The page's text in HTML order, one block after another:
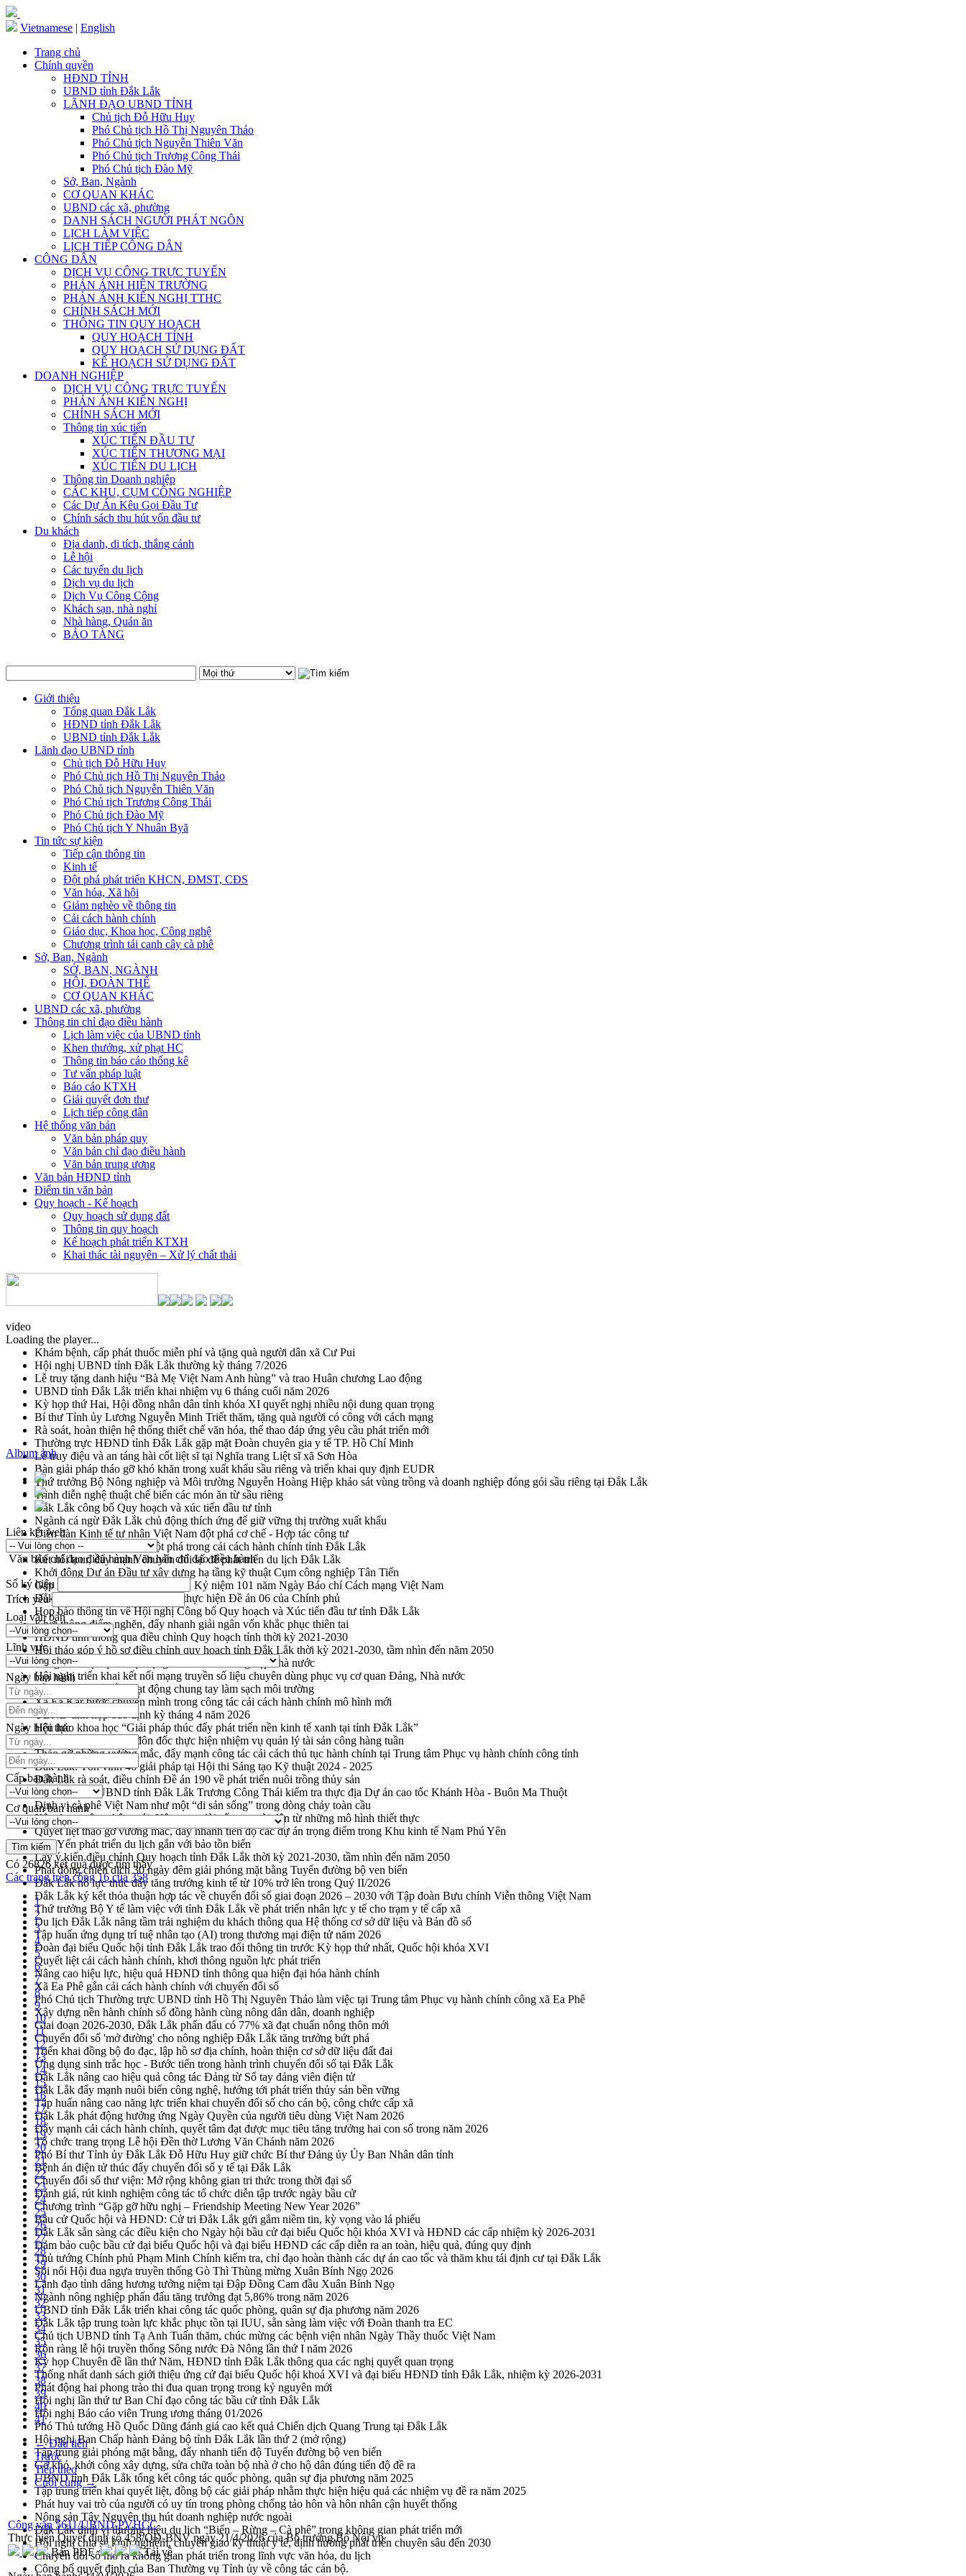
Vietnamese | English
Trang chủ
Chính quyền
HĐND TỈNH
UBND tỉnh Đắk Lắk
LÃNH ĐẠO UBND TỈNH
Chủ tịch Đỗ Hữu Huy
Phó Chủ tịch Hồ Thị Nguyên Thảo
Phó Chủ tịch Nguyễn Thiên Văn
Phó Chủ tịch Trương Công Thái
Phó Chủ tịch Đào Mỹ
Sở, Ban, Ngành
CƠ QUAN KHÁC
UBND các xã, phường
DANH SÁCH NGƯỜI PHÁT NGÔN
LỊCH LÀM VIỆC
LỊCH TIẾP CÔNG DÂN
CÔNG DÂN
DỊCH VỤ CÔNG TRỰC TUYẾN
PHẢN ÁNH HIỆN TRƯỜNG
PHẢN ÁNH KIẾN NGHỊ TTHC
CHÍNH SÁCH MỚI
THÔNG TIN QUY HOẠCH
QUY HOẠCH TỈNH
QUY HOẠCH SỬ DỤNG ĐẤT
KẾ HOẠCH SỬ DỤNG ĐẤT
DOANH NGHIỆP
DỊCH VỤ CÔNG TRỰC TUYẾN
PHẢN ÁNH KIẾN NGHỊ
CHÍNH SÁCH MỚI
Thông tin xúc tiến
XÚC TIẾN ĐẦU TƯ
XÚC TIẾN THƯƠNG MẠI
XÚC TIẾN DU LỊCH
Thông tin Doanh nghiệp
CÁC KHU, CỤM CÔNG NGHIỆP
Các Dự Án Kêu Gọi Đầu Tư
Chính sách thu hút vốn đầu tư
Du khách
Địa danh, di tích, thắng cảnh
Lễ hội
Các tuyến du lịch
Dịch vụ du lịch
Dịch Vụ Công Cộng
Khách sạn, nhà nghỉ
Nhà hàng, Quán ăn
BẢO TÀNG
Giới thiệu
Tổng quan Đắk Lắk
HĐND tỉnh Đắk Lắk
UBND tỉnh Đắk Lắk
Lãnh đạo UBND tỉnh
Chủ tịch Đỗ Hữu Huy
Phó Chủ tịch Hồ Thị Nguyên Thảo
Phó Chủ tịch Nguyễn Thiên Văn
Phó Chủ tịch Trương Công Thái
Phó Chủ tịch Đào Mỹ
Phó Chủ tịch Y Nhuân Byă
Tin tức sự kiện
Tiếp cận thông tin
Kinh tế
Đột phá phát triển KHCN, ĐMST, CĐS
Văn hóa, Xã hội
Giảm nghèo về thông tin
Cải cách hành chính
Giáo dục, Khoa học, Công nghệ
Chương trình tái canh cây cà phê
Sở, Ban, Ngành
SỞ, BAN, NGÀNH
HỘI, ĐOÀN THỂ
CƠ QUAN KHÁC
UBND các xã, phường
Thông tin chỉ đạo điều hành
Lịch làm việc của UBND tỉnh
Khen thưởng, xử phạt HC
Thông tin báo cáo thống kê
Tư vấn pháp luật
Báo cáo KTXH
Giải quyết đơn thư
Lịch tiếp công dân
Hệ thống văn bản
Văn bản pháp quy
Văn bản chỉ đạo điều hành
Văn bản trung ương
Văn bản HĐND tỉnh
Điểm tin văn bản
Quy hoạch - Kế hoạch
Quy hoạch sử dụng đất
Thông tin quy hoạch
Kế hoạch phát triển KTXH
Khai thác tài nguyên – Xử lý chất thải
video
Loading the player...
Khám bệnh, cấp phát thuốc miễn phí và tặng quà người dân xã Cư Pui
Hội nghị UBND tỉnh Đắk Lắk thường kỳ tháng 7/2026
Lễ truy tặng danh hiệu “Bà Mẹ Việt Nam Anh hùng” và trao Huân chương Lao động
UBND tỉnh Đắk Lắk triển khai nhiệm vụ 6 tháng cuối năm 2026
Kỳ họp thứ Hai, Hội đồng nhân dân tỉnh khóa XI quyết nghị nhiều nội dung quan trọng
Bí thư Tỉnh ủy Lương Nguyễn Minh Triết thăm, tặng quà người có công với cách mạng
Rà soát, hoàn thiện hệ thống thiết chế văn hóa, thể thao đáp ứng yêu cầu phát triển mới
Thường trực HĐND tỉnh Đắk Lắk gặp mặt Đoàn chuyên gia y tế TP. Hồ Chí Minh
Lễ truy điệu và an táng hài cốt liệt sĩ tại Nghĩa trang Liệt sĩ xã Sơn Hòa
Bàn giải pháp tháo gỡ khó khăn trong xuất khẩu sầu riêng và triển khai quy định EUDR
Thứ trưởng Bộ Nông nghiệp và Môi trường Nguyễn Hoàng Hiệp khảo sát vùng trồng và doanh nghiệp đóng gói sầu riêng tại Đắk Lắk
Trình diễn nghệ thuật chế biến các món ăn từ sầu riêng
Đắk Lắk công bố Quy hoạch và xúc tiến đầu tư tỉnh
Ngành cá ngừ Đắk Lắk chủ động thích ứng để giữ vững thị trường xuất khẩu
Diễn đàn Kinh tế tư nhân Việt Nam đột phá cơ chế - Hợp tác công tư
Đề án 06 tạo bước ngoặt đột phá trong cải cách hành chính tỉnh Đắk Lắk
Kết nối tour, đẩy mạnh chuyển đổi số để phát triển du lịch Đắk Lắk
Khởi động Dự án Đầu tư xây dựng hạ tầng kỹ thuật Cụm công nghiệp Tân Tiến
Gặp mặt các cơ quan báo chí nhân Kỷ niệm 101 năm Ngày Báo chí Cách mạng Việt Nam
Đắk Lắk sơ kết 4 năm triển khai thực hiện Đề án 06 của Chính phủ
Họp báo thông tin về Hội nghị Công bố Quy hoạch và Xúc tiến đầu tư tỉnh Đắk Lắk
Khơi thông điểm nghẽn, đẩy nhanh giải ngân vốn khắc phục thiên tai
HĐND tỉnh thông qua điều chỉnh Quy hoạch tỉnh thời kỳ 2021-2030
Hội thảo góp ý hồ sơ điều chỉnh quy hoạch tỉnh Đắk Lắk thời kỳ 2021-2030, tầm nhìn đến năm 2050
Nâng cao hiệu quả hoạt động của các doanh nghiệp nhà nước
Hội nghị triển khai kết nối mạng truyền số liệu chuyên dùng phục vụ cơ quan Đảng, Nhà nước
Lễ phát động chuỗi hoạt động chung tay làm sạch môi trường
Xã Ea Kar bước chuyển mình trong công tác cải cách hành chính mô hình mới
UBND tỉnh họp báo định kỳ tháng 4 năm 2026
Hội thảo khoa học “Giải pháp thúc đẩy phát triển nền kinh tế xanh tại tỉnh Đắk Lắk”
Tăng cường giám sát, đôn đốc thực hiện nhiệm vụ quản lý tài sản công hàng tuần
Tháo gỡ những vướng mắc, đẩy mạnh công tác cải cách thủ tục hành chính tại Trung tâm Phục vụ hành chính công tỉnh
Đắk Lắk: Tôn vinh 46 giải pháp tại Hội thi Sáng tạo Kỹ thuật 2024 - 2025
Đắk Lắk rà soát, điều chỉnh Đề án 190 về phát triển nuôi trồng thủy sản
Phó Chủ tịch UBND tỉnh Đắk Lắk Trương Công Thái kiểm tra thực địa Dự án cao tốc Khánh Hòa - Buôn Ma Thuột
Định vị cà phê Việt Nam như một “di sản sống” trong dòng chảy toàn cầu
Xây dựng nông thôn mới: Nâng cao đời sống người dân từ những mô hình thiết thực
Quyết liệt tháo gỡ vướng mắc, đẩy nhanh tiến độ các dự án trọng điểm trong Khu kinh tế Nam Phú Yên
Hòn Yến phát triển du lịch gắn với bảo tồn biển
Lấy ý kiến điều chỉnh Quy hoạch tỉnh Đắk Lắk thời kỳ 2021-2030, tầm nhìn đến năm 2050
Phát động chiến dịch 30 ngày đêm giải phóng mặt bằng Tuyến đường bộ ven biển
Đắk Lắk nỗ lực thúc đẩy tăng trưởng kinh tế từ 10% trở lên trong Quý II/2026
Đắk Lắk ký kết thỏa thuận hợp tác về chuyển đổi số giai đoạn 2026 – 2030 với Tập đoàn Bưu chính Viễn thông Việt Nam
Thứ trưởng Bộ Y tế làm việc với tỉnh Đắk Lắk về phát triển nhân lực y tế cho trạm y tế cấp xã
Du lịch Đắk Lắk nâng tầm trải nghiệm du khách thông qua Hệ thống cơ sở dữ liệu và Bản đồ số
Tập huấn ứng dụng trí tuệ nhân tạo (AI) trong thương mại điện tử năm 2026
Đoàn đại biểu Quốc hội tỉnh Đắk Lắk trao đổi thông tin trước Kỳ họp thứ nhất, Quốc hội khóa XVI
Quyết liệt cải cách hành chính, khơi thông nguồn lực phát triển
Nâng cao hiệu lực, hiệu quả HĐND tỉnh thông qua hiện đại hóa hành chính
Xã Ea Phê gắn cải cách hành chính với chuyển đổi số
Phó Chủ tịch Thường trực UBND tỉnh Hồ Thị Nguyên Thảo làm việc tại Trung tâm Phục vụ hành chính công xã Ea Phê
Xây dựng nền hành chính số đồng hành cùng nông dân dân, doanh nghiệp
Giai đoạn 2026-2030, Đắk Lắk phấn đấu có 77% xã đạt chuẩn nông thôn mới
Chuyển đổi số 'mở đường' cho nông nghiệp Đắk Lắk tăng trưởng bứt phá
Triển khai đồng bộ đo đạc, lập hồ sơ địa chính, hoàn thiện cơ sở dữ liệu đất đai
Ứng dụng sinh trắc học - Bước tiến trong hành trình chuyển đổi số tại Đắk Lắk
Đắk Lắk nâng cao hiệu quả công tác Đảng từ Sổ tay đảng viên điện tử
Đắk Lắk đẩy mạnh nuôi biển công nghệ, hướng tới phát triển thủy sản bền vững
Tập huấn nâng cao năng lực triển khai chuyển đổi số cho cán bộ, công chức cấp xã
Đắk Lắk phát động hưởng ứng Ngày Quyền của người tiêu dùng Việt Nam 2026
Đẩy mạnh cải cách hành chính, quyết tâm đạt được mục tiêu tăng trưởng hai con số trong năm 2026
Tổ chức trang trọng Lễ hội Đền thờ Lương Văn Chánh năm 2026
Phó Bí thư Tỉnh ủy Đắk Lắk Đỗ Hữu Huy giữ chức Bí thư Đảng ủy Ủy Ban Nhân dân tỉnh
Bệnh án điện tử thúc đẩy chuyển đổi số y tế tại Đắk Lắk
Chuyển đổi số thư viện: Mở rộng không gian tri thức trong thời đại số
Đánh giá, rút kinh nghiệm công tác tổ chức diễn tập trước ngày bầu cử
Chương trình “Gặp gỡ hữu nghị – Friendship Meeting New Year 2026”
Bầu cử Quốc hội và HĐND: Cử tri Đắk Lắk gửi gắm niềm tin, kỳ vọng vào lá phiếu
Đắk Lắk sẵn sàng các điều kiện cho Ngày hội bầu cử đại biểu Quốc hội khóa XVI và HĐND các cấp nhiệm kỳ 2026-2031
Đảm bảo cuộc bầu cử đại biểu Quốc hội và đại biểu HĐND các cấp diễn ra an toàn, hiệu quả, đúng quy định
Thủ tướng Chính phủ Phạm Minh Chính kiểm tra, chỉ đạo hoàn thành các dự án cao tốc và thăm khu tái định cư tại Đắk Lắk
Sôi nổi Hội đua ngựa truyền thống Gò Thì Thùng mừng Xuân Bính Ngọ 2026
Lãnh đạo tỉnh dâng hương tưởng niệm tại Đập Đồng Cam đầu Xuân Bính Ngọ
Ngành nông nghiệp phấn đấu tăng trưởng đạt 5,86% trong năm 2026
UBND tỉnh Đắk Lắk triển khai công tác quốc phòng, quân sự địa phương năm 2026
Đắk Lắk tập trung toàn lực khắc phục tồn tại IUU, sẵn sàng làm việc với Đoàn thanh tra EC
Chủ tịch UBND tỉnh Tạ Anh Tuấn thăm, chúc mừng các bệnh viện nhân Ngày Thầy thuốc Việt Nam
Rộn ràng lễ hội truyền thống Sông nước Đà Nông lần thứ I năm 2026
Kỳ họp Chuyên đề lần thứ Năm, HĐND tỉnh Đắk Lắk thông qua các nghị quyết quan trọng
Thống nhất danh sách giới thiệu ứng cử đại biểu Quốc hội khoá XVI và đại biểu HĐND tỉnh Đắk Lắk, nhiệm kỳ 2026-2031
Phát động hai phong trào thi đua quan trọng trong kỷ nguyên mới
Hội nghị lần thứ tư Ban Chỉ đạo công tác bầu cử tỉnh Đắk Lắk
Hội nghị Báo cáo viên Trung ương tháng 01/2026
Phó Thủ tướng Hồ Quốc Dũng đánh giá cao kết quả Chiến dịch Quang Trung tại Đắk Lắk
Hội nghị Ban Chấp hành Đảng bộ tỉnh Đắk Lắk lần thứ 2 (mở rộng)
Tập trung giải phóng mặt bằng, đẩy nhanh tiến độ Tuyến đường bộ ven biển
Gỡ khó, khởi công xây dựng, sửa chữa toàn bộ nhà ở cho hộ dân đúng tiến độ đề ra
UBND tỉnh Đắk Lắk tổng kết công tác quốc phòng, quân sự địa phương năm 2025
Tập trung triển khai quyết liệt, đồng bộ các giải pháp nhằm thực hiện hiệu quả các nhiệm vụ đề ra năm 2025
Phát huy vai trò của người có uy tín trong phòng chống tảo hôn và hôn nhân cận huyết thống
Nông sản Tây Nguyên thu hút doanh nghiệp nước ngoài
Đắk Lắk định vị thương hiệu du lịch “Biển – Rừng – Cà phê” trong không gian phát triển mới
Hội nghị chia sẻ kinh nghiệm, chuyển giao kỹ thuật y tế, định hướng phát triển chuyên sâu đến 2030
Chuyển đổi số mở ra không gian phát triển trong lĩnh vực văn hóa, du lịch
Công bố quyết định của Ban Thường vụ Tỉnh ủy về công tác cán bộ.
Album ảnh
Liên kết web
Văn bản chỉ đạo điều hành Văn bản chỉ đạo điều hành
Số ký hiệu
Trích yếu
Loại văn bản
Lĩnh vực
Ngày ban hành
Ngày hiệu lực
Cấp ban hành
Cơ quan ban hành
Có 26826kết quả được tìm thấy
Các trang trên cổng 16 của 358
1
2
3
4
5
6
7
8
9
10
11
12
13
14
15
16
17
18
19
20
21
22
23
24
25
26
27
28
29
30
31
32
33
34
35
36
37
38
39
40
41
← Đầu tiên
Trước
Tiếp theo
Cuối cùng →
Công văn 5611/UBND-PVHCC
Thực hiện Quyết định số 458/QĐ-BNV ngày 21/4/2026 của Bộ trưởng Bộ Nội vụ
Bản PDF
Tải về